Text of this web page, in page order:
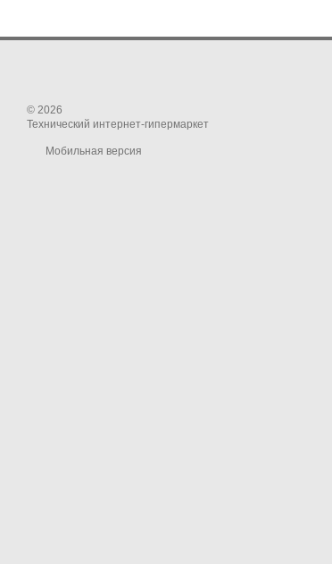
© 2026
Технический интернет-гипермаркет
Мобильная версия